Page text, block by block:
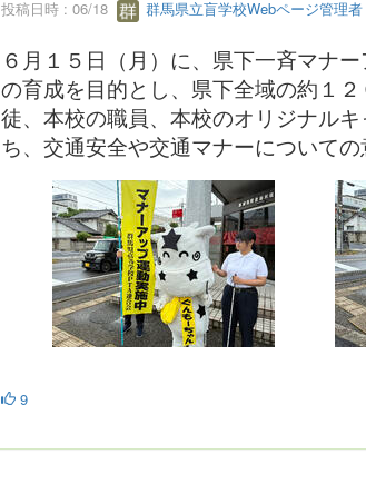
投稿日時 : 06/18 群馬県立盲学校Webページ管理者
６月１５日（月）に、県下一斉マナ
の育成を目的とし、県下全域の約１
徒、本校の職員、本校のオリジナル
ち、交通安全や交通マナーについての
9